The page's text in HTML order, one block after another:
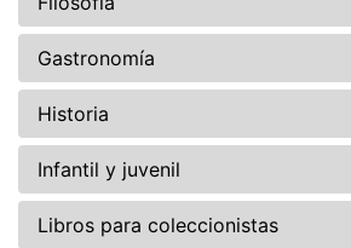
Gastronomía
Historia
Infantil y juvenil
Libros para coleccionistas